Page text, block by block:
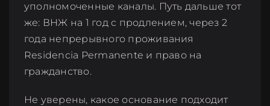
уполномоченные каналы. Путь дальше тот
же: ВНЖ на 1 год с продлением, через 2
года непрерывного проживания
Residencia Permanente и право на
гражданство.
Не уверены, какое основание подходит